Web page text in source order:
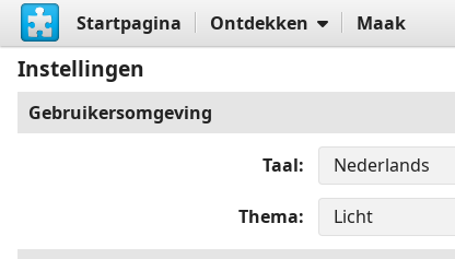
Startpagina Ontdekken Maak
Instellingen
Gebruikersomgeving
Taal
Thema